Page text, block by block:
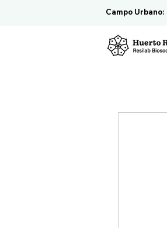
Campo Urbano: